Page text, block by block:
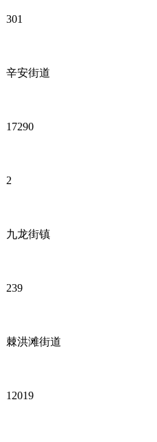
301
辛安街道
17290
2
九龙街镇
239
棘洪滩街道
12019